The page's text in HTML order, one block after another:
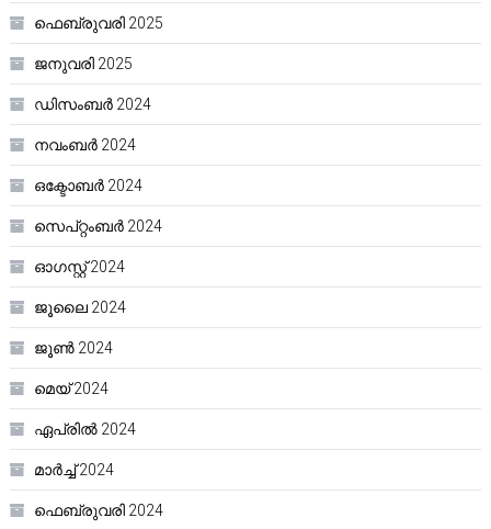
ഫെബ്രുവരി 2025
ജനുവരി 2025
ഡിസംബർ 2024
നവംബർ 2024
ഒക്ടോബർ 2024
സെപ്റ്റംബർ 2024
ഓഗസ്റ്റ്‌ 2024
ജൂലൈ 2024
ജൂൺ 2024
മെയ്‌ 2024
ഏപ്രിൽ 2024
മാർച്ച്‌ 2024
ഫെബ്രുവരി 2024